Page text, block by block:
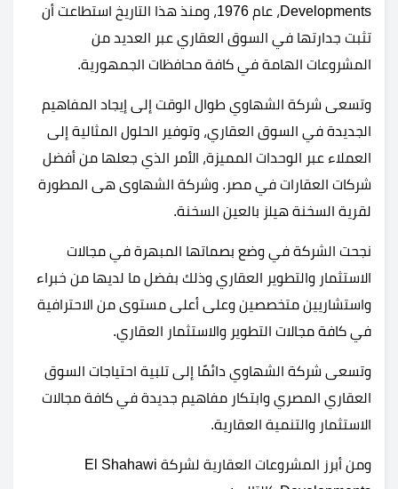
Developments، عام 1976، ومنذ هذا التاريخ استطاعت أن
تثبت جدارتها في السوق العقاري عبر العديد من
المشروعات الهامة في كافة محافظات الجمهورية.
وتسعى شركة الشهاوي طوال الوقت إلى إيجاد المفاهيم
الجديدة في السوق العقاري، وتوفير الحلول المثالية إلى
العملاء عبر الوحدات المميزة، الأمر الذي جعلها من أفضل
شركات العقارات في مصر. وشركة الشهاوى هى المطورة
لقرية السخنة هيلز بالعين السخنة.
نجحت الشركة في وضع بصماتها المبهرة في مجالات
الاستثمار والتطوير العقاري وذلك بفضل ما لديها من خبراء
واستشاريين متخصصين وعلى أعلى مستوى من الاحترافية
في كافة مجالات التطوير والاستثمار العقاري.
وتسعى شركة الشهاوي دائمًا إلى تلبية احتياجات السوق
العقاري المصري وابتكار مفاهيم جديدة في كافة مجالات
الاستثمار والتنمية العقارية.
ومن أبرز المشروعات العقارية لشركة El Shahawi